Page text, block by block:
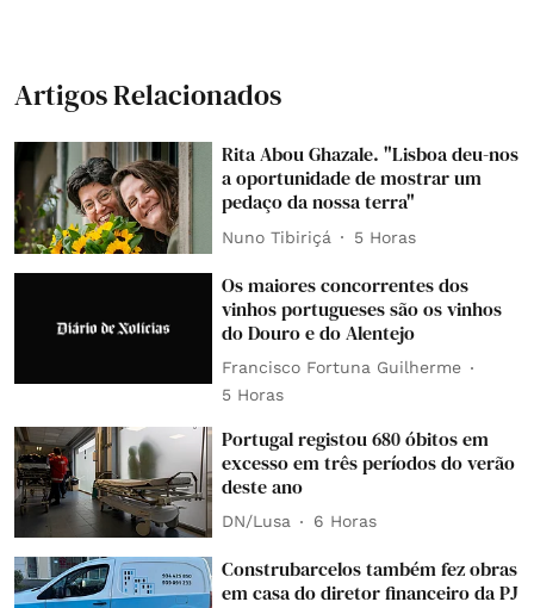
Artigos Relacionados
Rita Abou Ghazale. "Lisboa deu-nos
a oportunidade de mostrar um
pedaço da nossa terra"
Nuno Tibiriçá 5 Horas
Os maiores concorrentes dos
vinhos portugueses são os vinhos
do Douro e do Alentejo
Francisco Fortuna Guilherme
5 Horas
Portugal registou 680 óbitos em
excesso em três períodos do verão
deste ano
DN/Lusa 6 Horas
Construbarcelos também fez obras
em casa do diretor financeiro da PJ